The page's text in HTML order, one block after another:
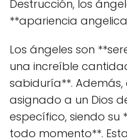
Destrucción, los
**apariencia
Los ángeles son
una increíble
sabiduría**.
asignado a un Dios
específico, siendo su
todo momento**.